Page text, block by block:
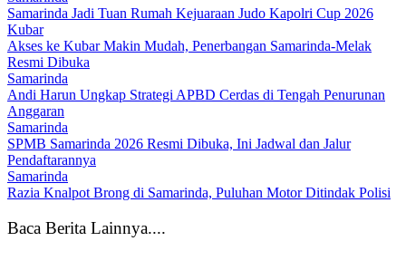
Samarinda Jadi Tuan Rumah Kejuaraan Judo Kapolri Cup 2026
Kubar
Akses ke Kubar Makin Mudah, Penerbangan Samarinda-Melak
Resmi Dibuka
Samarinda
Andi Harun Ungkap Strategi APBD Cerdas di Tengah Penurunan
Anggaran
Samarinda
SPMB Samarinda 2026 Resmi Dibuka, Ini Jadwal dan Jalur
Pendaftarannya
Samarinda
Razia Knalpot Brong di Samarinda, Puluhan Motor Ditindak Polisi
Baca Berita Lainnya....